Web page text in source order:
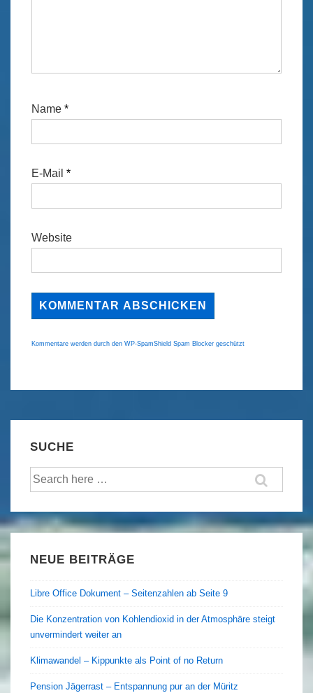
Name *
E-Mail *
Website
Kommentare werden durch den WP-SpamShield Spam Blocker geschützt
SUCHE
Suche
nach:
NEUE BEITRÄGE
Libre Office Dokument – Seitenzahlen ab Seite 9
Die Konzentration von Kohlendioxid in der Atmosphäre steigt
unvermindert weiter an
Klimawandel – Kippunkte als Point of no Return
Pension Jägerrast – Entspannung pur an der Müritz